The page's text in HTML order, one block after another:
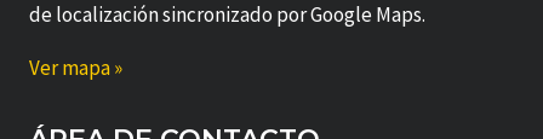
de localización sincronizado por Google Maps.
Ver mapa »